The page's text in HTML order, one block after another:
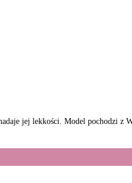
jej lekkości. Model pochodzi z